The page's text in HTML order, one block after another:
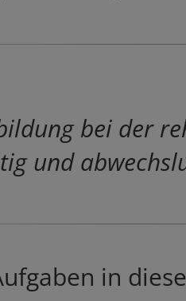
bei der
und
in